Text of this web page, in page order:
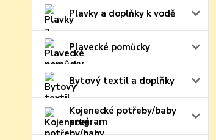
Plavky a doplňky k vodě
Plavecké pomůcky
Bytový textil a doplňky
Kojenecké potřeby/baby
program